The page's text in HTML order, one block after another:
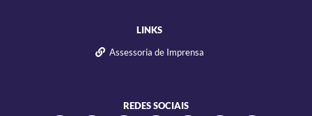
LINKS
Assessoria de Imprensa
REDES SOCIAIS